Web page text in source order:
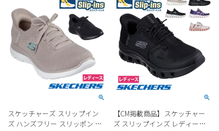
スケッチャーズ スリップイン
ズ ハンズフリー スリッポン ス
【CM掲載商品】スケッチャー
ズ スリップインズ レディース